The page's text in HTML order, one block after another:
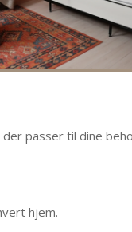
passer til dine
hjem.